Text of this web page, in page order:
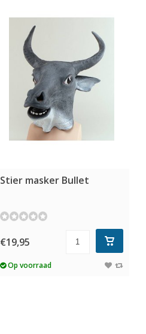
Stier masker Bullet
€19,95
Op voorraad